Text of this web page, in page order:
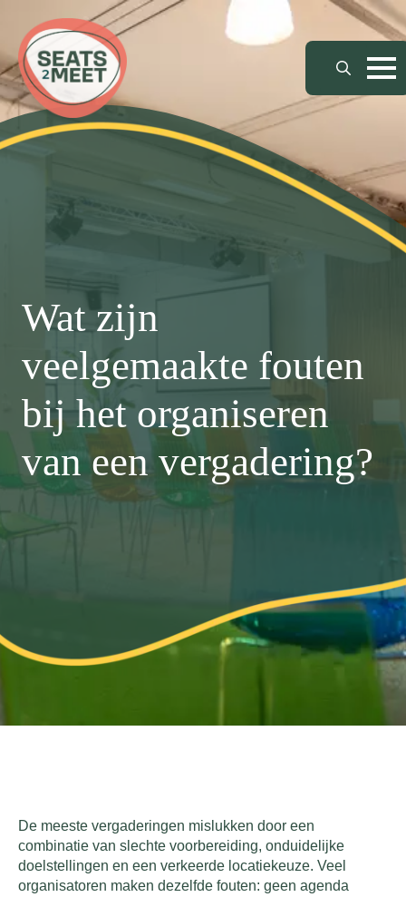
Search
Wat zijn
veelgemaakte fouten
bij het organiseren
van een vergadering?
De meeste vergaderingen mislukken door een
combinatie van slechte voorbereiding, onduidelijke
doelstellingen en een verkeerde locatiekeuze. Veel
organisatoren maken dezelfde fouten: geen agenda